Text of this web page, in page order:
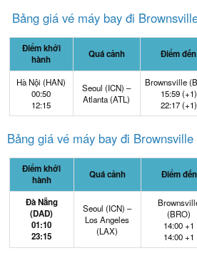
Bảng giá vé máy bay đi
Điểm khởi
hành
Quá cảnh Điểm đến
Hà Nội (HAN)
00:50
12:15
Seoul (ICN) –
Atlanta (ATL)
Brownsville
15:59 (+1)
22:17 (+1)
Bảng giá vé máy bay đi
Điểm khởi
hành
Quá cảnh Điểm đến
Đà Nẵng
(DAD)
01:10
23:15
Seoul (ICN) –
Los Angeles
(LAX)
(BRO)
14:00 +1
14:00 +1